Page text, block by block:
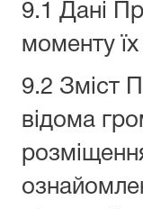
9.1 Дані
моменту
9.2 Зміст
відома